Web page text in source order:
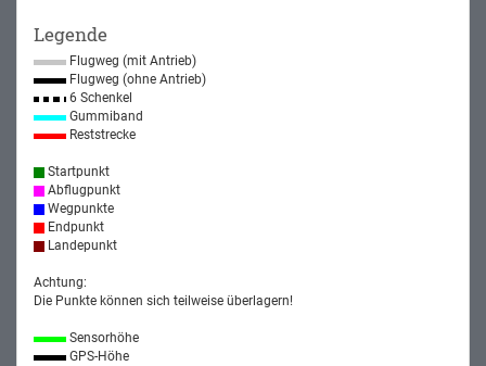
Legende
Flugweg (mit Antrieb)
Flugweg (ohne Antrieb)
6 Schenkel
Gummiband
Reststrecke
Startpunkt
Abflugpunkt
Wegpunkte
Endpunkt
Landepunkt
Achtung:
Die Punkte können sich teilweise überlagern!
Sensorhöhe
GPS-Höhe